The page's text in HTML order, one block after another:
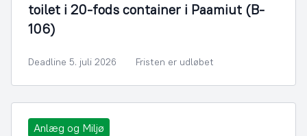
toilet i 20-fods container i Paamiut (B-
106)
Deadline 5. juli 2026 Fristen er udløbet
Anlæg og Miljø